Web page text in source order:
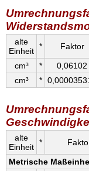
alte
Einheit * Faktor
cm³
* 0,06102
cm³
*
alte
Einheit *
Metrische